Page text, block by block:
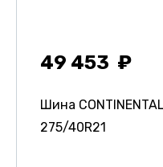
49 453
Шина
275/40R21